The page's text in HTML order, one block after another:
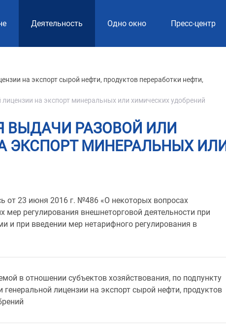
Деятельность Одно окно Пресс-центр
на экспорт сырой нефти, продуктов переработки нефти,
на экспорт минеральных или химических удобрений
ВЫДАЧИ РАЗОВОЙ ИЛИ
ЭКСПОРТ МИНЕРАЛЬНЫХ ИЛИ
от 23 июня 2016 г. №486 «О некоторых вопросах
регулирования внешнеторговой деятельности при
и при введении мер нетарифного регулирования в
в отношении субъектов хозяйствования, по подпункту
лицензии на экспорт сырой нефти, продуктов